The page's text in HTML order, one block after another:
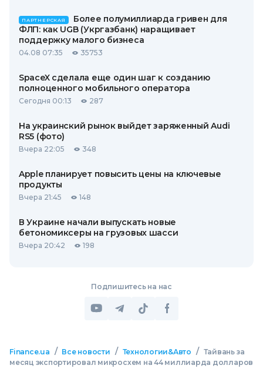
ПАРТНЕРСКАЯ
Более полумиллиарда гривен для
ФЛП: как UGB (Укргазбанк) наращивает
поддержку малого бизнеса
04.08 07:35 35753
SpaceX сделала еще один шаг к созданию
полноценного мобильного оператора
Сегодня 00:13 287
На украинский рынок выйдет заряженный Audi
RS5 (фото)
Вчера 22:05 348
Apple планирует повысить цены на ключевые
продукты
Вчера 21:45 148
В Украине начали выпускать новые
бетономиксеры на грузовых шасси
Вчера 20:42 198
Подпишитесь на нас
Finance.ua / Все новости / Технологии&Авто / Тайвань за
месяц экспортировал микросхем на 44 миллиарда долларов